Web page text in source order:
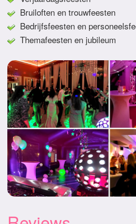
Bruiloften en trouwfeesten
Bedrijfsfeesten en
Themafeesten en jubileum